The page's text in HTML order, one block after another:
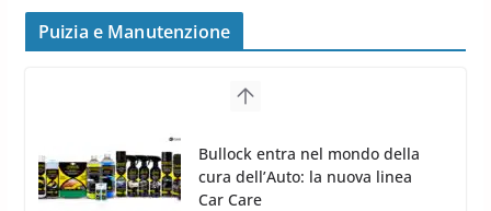
MAK 2019 – 2020
MAK FIVESTAR (2019)
24 Luglio 2019 1 min read
Puizia e Manutenzione
Bullock entra nel mondo della
cura dell’Auto: la nuova linea
Car Care